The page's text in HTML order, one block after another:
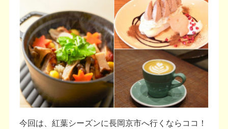
今回は、紅葉シーズンに長岡京市へ行くならココ！